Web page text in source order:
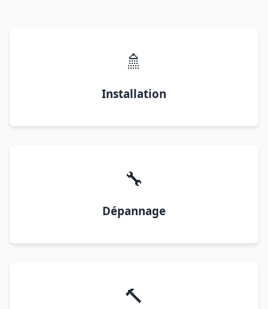
🚿
Installation
🔧
Dépannage
🔨